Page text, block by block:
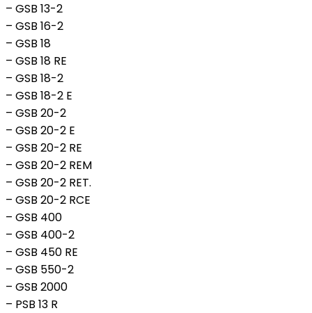
– GSB 13-2
– GSB 16-2
– GSB 18
– GSB 18 RE
– GSB 18-2
– GSB 18-2 E
– GSB 20-2
– GSB 20-2 E
– GSB 20-2 RE
– GSB 20-2 REM
– GSB 20-2 RET.
– GSB 20-2 RCE
– GSB 400
– GSB 400-2
– GSB 450 RE
– GSB 550-2
– GSB 2000
– PSB 13 R